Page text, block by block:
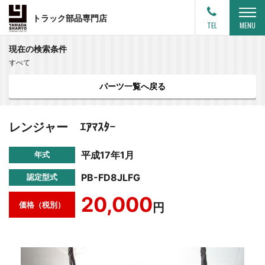
トラック部品専門店
TEL MENU
現在の検索条件
すべて
パーツ一覧へ戻る
レンジャー ｴｱﾏｽﾀｰ
年式 平成17年1月
認定型式 PB-FD8JLFG
価格（税別） 20,000 円